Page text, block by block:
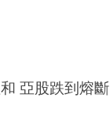
亞股跌到熔斷